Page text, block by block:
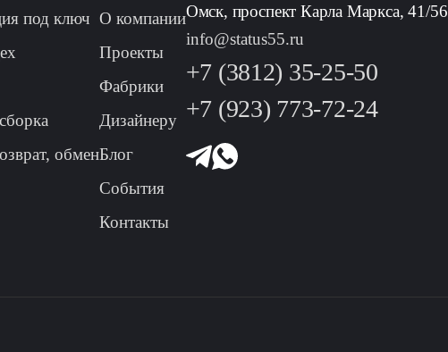
под ключ
обмен
О компании
Проекты
Фабрики
Дизайнеру
Блог
События
Контакты
Омск, проспект Карла Маркса, 41/56
info@status55.ru
+7 (3812) 35-25-50
+7 (923) 773-72-24